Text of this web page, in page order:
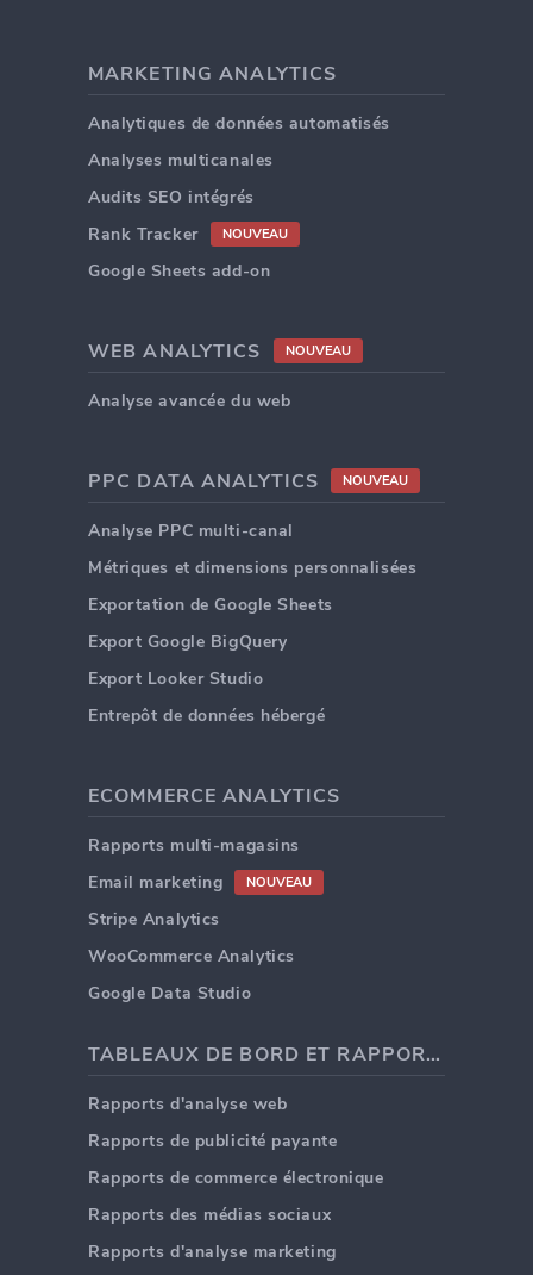
MARKETING ANALYTICS
Analytiques de données automatisés
Analyses multicanales
Audits SEO intégrés
Rank Tracker
NOUVEAU
Google Sheets add-on
WEB ANALYTICS NOUVEAU
Analyse avancée du web
PPC DATA ANALYTICS NOUVEAU
Analyse PPC multi-canal
Métriques et dimensions personnalisées
Exportation de Google Sheets
Export Google BigQuery
Export Looker Studio
Entrepôt de données hébergé
ECOMMERCE ANALYTICS
Rapports multi-magasins
Email marketing
NOUVEAU
Stripe Analytics
WooCommerce Analytics
Google Data Studio
TABLEAUX DE BORD ET RAPPORTS
Rapports d'analyse web
Rapports de publicité payante
Rapports de commerce électronique
Rapports des médias sociaux
Rapports d'analyse marketing